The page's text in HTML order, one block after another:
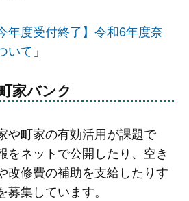
年度受付終了】令和6年度奈
いて 」
家バンク
や町家の有効活用が課題で
をネットで公開したり、空き
改修費の補助を支給したりす
集しています。